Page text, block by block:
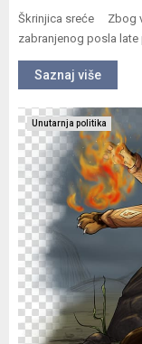
Škrinjica sreće Zbog
zabranjenog posla
Saznaj više
Unutarnja politika